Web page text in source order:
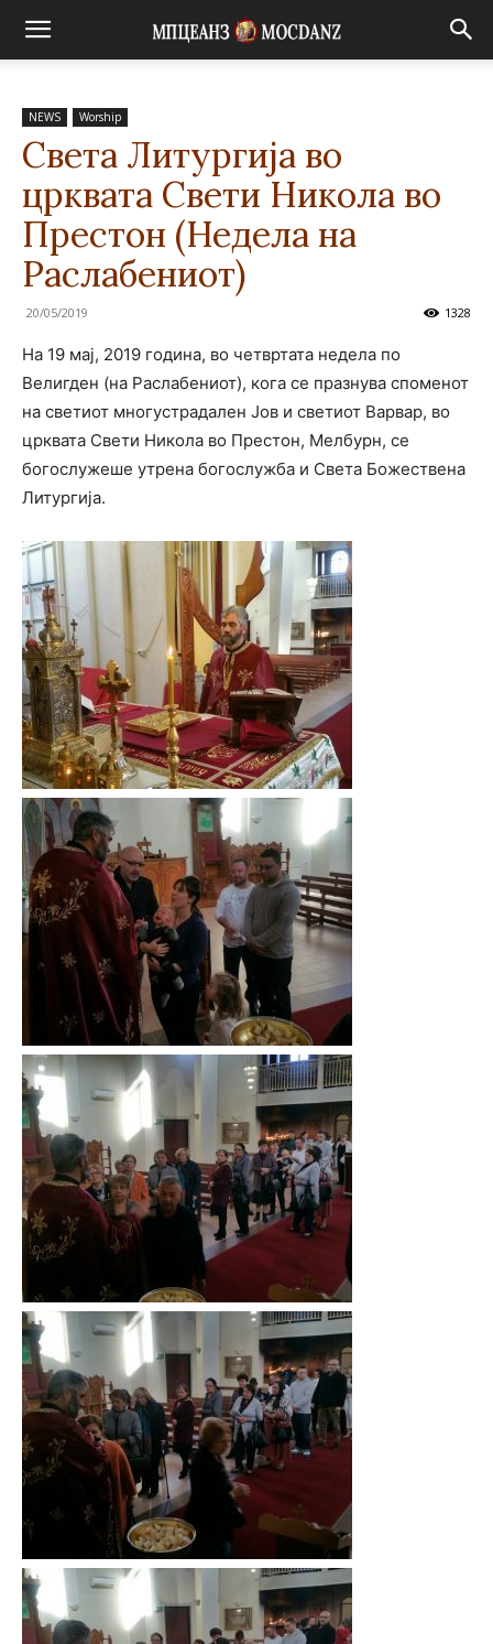
NEWS Worship
Света Литургија во
црквата Свети Никола во
Престон (Недела на
Раслабениот)
20/05/2019 1328
На 19 мај, 2019 година, во четвртата недела по
Велигден (на Раслабениот), кога се празнува споменот
на светиот многустрадален Јов и светиот Варвар, во
црквата Свети Никола во Престон, Мелбурн, се
богослужеше утрена богослужба и Света Божествена
Литургија.